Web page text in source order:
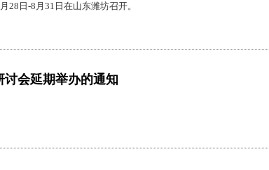
28日-8月31日在山东潍坊召开。
会延期举办的通知